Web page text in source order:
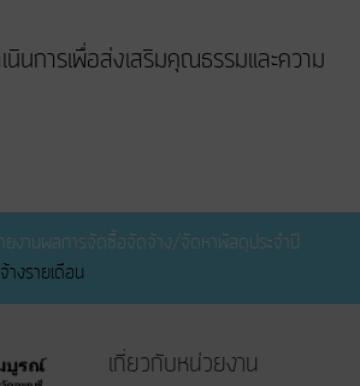
นินการเพื่อส่งเสริมคุณธรรมและความ
ยงานผลการจัดซื้อจัดจ้าง/จัดหาพัสดุประจำปี
งรายเดือน
เกี่ยวกับหน่วยงาน